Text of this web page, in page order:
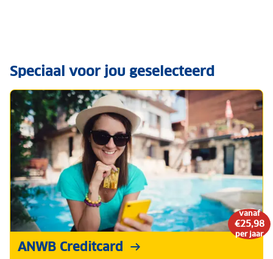
Speciaal voor jou geselecteerd
vanaf
€25,98
per jaar
ANWB Creditcard